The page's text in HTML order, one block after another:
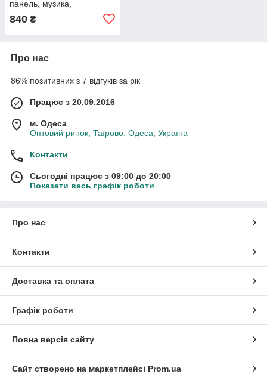
панель, музика,
підсвічування, 5 підвісок,
люстерко, брязкальця
840 ₴
Про нас
86% позитивних з 7 відгуків за рік
Працює з 20.09.2016
м. Одеса
Оптовий ринок, Таїрово, Одеса, Україна
Контакти
Сьогодні працює з 09:00 до 20:00
Показати весь графік роботи
Про нас
Контакти
Доставка та оплата
Графік роботи
Повна версія сайту
Сайт створено на маркетплейсі Prom.ua